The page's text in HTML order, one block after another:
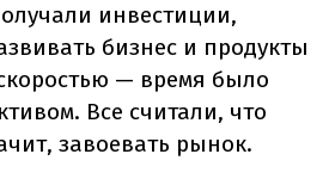
инвестиции,
бизнес и продукты
— время было
Все считали, что
завоевать рынок.